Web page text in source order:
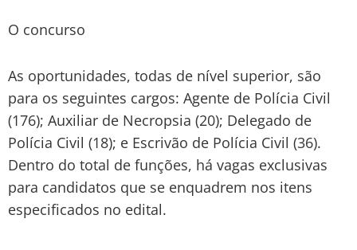
O concurso
As oportunidades, todas de nível superior, são
para os seguintes cargos: Agente de Polícia Civil
(176); Auxiliar de Necropsia (20); Delegado de
Polícia Civil (18); e Escrivão de Polícia Civil (36).
Dentro do total de funções, há vagas exclusivas
para candidatos que se enquadrem nos itens
especificados no edital.